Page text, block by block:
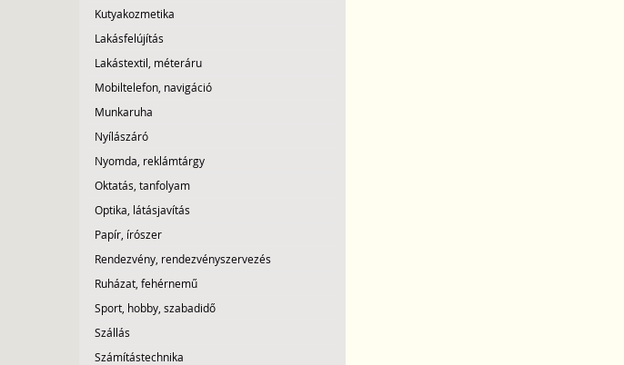
Kutyakozmetika
Lakásfelújítás
Lakástextil, méteráru
Mobiltelefon, navigáció
Munkaruha
Nyílászáró
Nyomda, reklámtárgy
Oktatás, tanfolyam
Optika, látásjavítás
Papír, írószer
Rendezvény, rendezvényszervezés
Ruházat, fehérnemű
Sport, hobby, szabadidő
Szállás
Számítástechnika